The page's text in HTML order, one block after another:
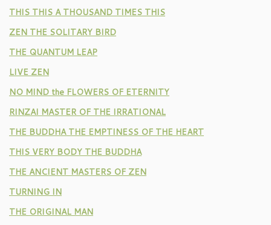
THIS THIS A THOUSAND TIMES THIS
ZEN THE SOLITARY BIRD
THE QUANTUM LEAP
LIVE ZEN
NO MIND the FLOWERS OF ETERNITY
RINZAI MASTER OF THE IRRATIONAL
THE BUDDHA THE EMPTINESS OF THE HEART
THIS VERY BODY THE BUDDHA
THE ANCIENT MASTERS OF ZEN
TURNING IN
THE ORIGINAL MAN